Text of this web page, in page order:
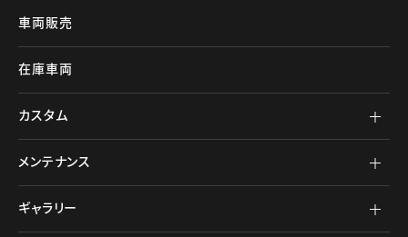
車両販売
在庫車両
カスタム
メンテナンス
ギャラリー